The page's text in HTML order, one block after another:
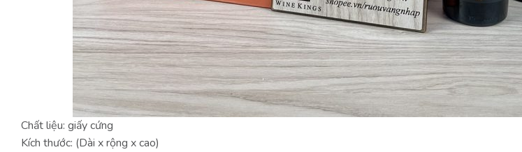
Chất liệu: giấy cứng
Kích thước: (Dài x rộng x cao)